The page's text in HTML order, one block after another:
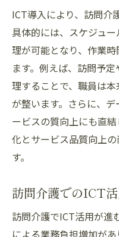
ICT導入により、訪問介
具体的には、スケジュ
理が可能となり、作業
ます。例えば、訪問予
理することで、職員は
が整います。さらに、
ービスの質向上にも直
化とサービス品質向上
す。
訪問介護でのICT
訪問介護でICT活用が進
による業務負担増加が